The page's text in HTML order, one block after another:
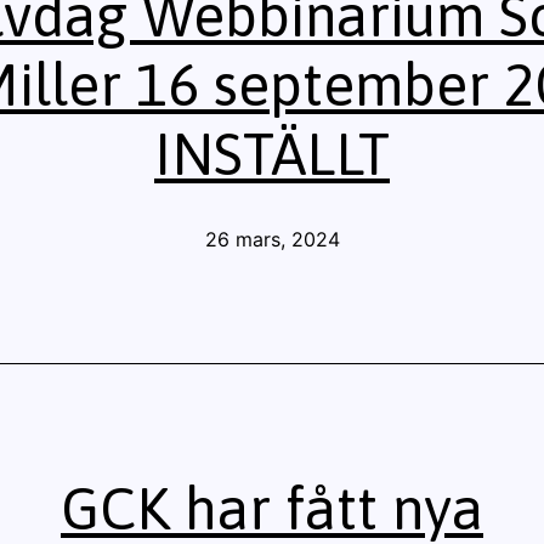
Webbinarium
16 september
INSTÄLLT
Publicerat
26 mars, 2024
GCK har fått nya